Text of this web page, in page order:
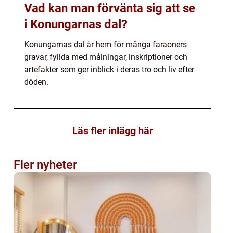
Vad kan man förvänta sig att se
i Konungarnas dal?
Konungarnas dal är hem för många faraoners
gravar, fyllda med målningar, inskriptioner och
artefakter som ger inblick i deras tro och liv efter
döden.
Läs fler inlägg här
Fler nyheter